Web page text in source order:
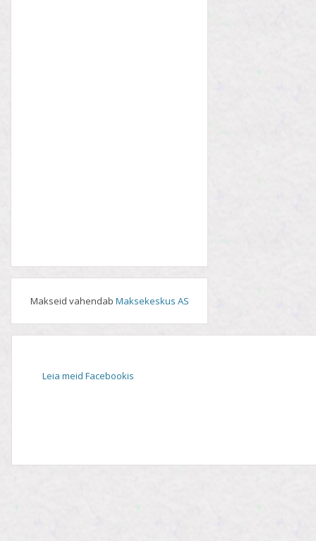
Makseid vahendab Maksekeskus AS
Leia meid Facebookis